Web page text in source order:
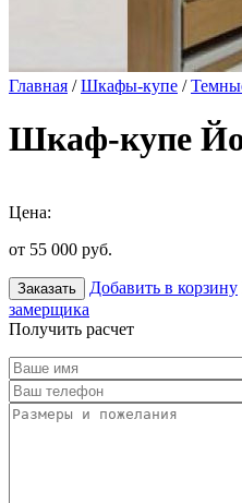
Главная /Шкафы-купе /
Шкаф-купе
Цена:
от 55 000 руб.
Заказать Добавить в корзину
замерщика
Получить расчет